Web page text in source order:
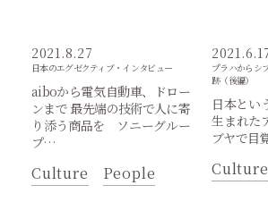
2021.8.27
日本のエグゼクティブ・インタビュー
aiboから電気自動車、ドロー
ンまで 最先端の技術で人に寄
り添う商品を ソニーグルー
プ…
Culture People
プラハからシ
跡（後編）
日本とい
生まれた
ブヤで目
Culture